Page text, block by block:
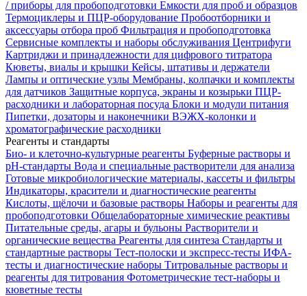
/ приборы для пробоподготовки Емкости для проб и образцов
Термоциклеры и ПЦР-оборудование Пробоотборники и
аксессуары отбора проб Фильтрация и пробоподготовка
Сервисные комплекты и наборы обслуживания Центрифуги
Картриджи и принадлежности для цифрового титратора
Кюветы, виалы и крышки Кейсы, штативы и держатели
Лампы и оптические узлы Мембраны, колпачки и комплекты
для датчиков Защитные корпуса, экраны и козырьки ПЦР-
расходники и лабораторная посуда Блоки и модули питания
Пипетки, дозаторы и наконечники ВЭЖХ-колонки и
хроматографические расходники
Реагенты и стандарты
Био- и клеточно-культурные реагенты Буферные растворы и
pH-стандарты Вода и специальные растворители для анализа
Готовые микробиологические материалы, кассеты и фильтры
Индикаторы, красители и диагностические реагенты
Кислоты, щёлочи и базовые растворы Наборы и реагенты для
пробоподготовки Общелабораторные химические реактивы
Питательные среды, агары и бульоны Растворители и
органические вещества Реагенты для синтеза Стандарты и
стандартные растворы Тест-полоски и экспресс-тесты ИФА-
тесты и диагностические наборы Титровальные растворы и
реагенты для титрования Фотометрические тест-наборы и
кюветные тесты